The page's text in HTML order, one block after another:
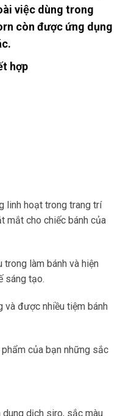
việc dùng trong
còn được ứng dụng
hợp
linh hoạt trong trang trí
mắt cho chiếc bánh của
làm bánh và hiện
sáng tạo.
được nhiều tiệm bánh
của bạn những sắc
dịch siro, sắc màu